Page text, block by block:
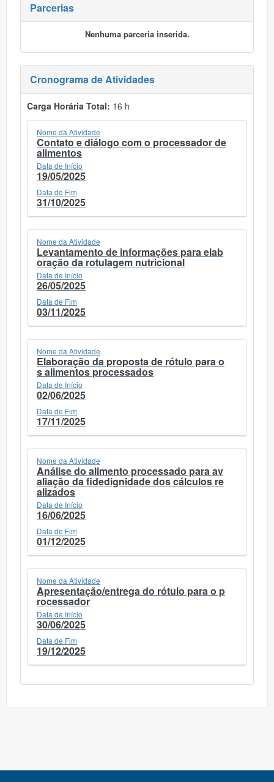
Parcerias
Nenhuma parceria inserida.
Cronograma de Atividades
Carga Horária Total: 16 h
Nome da Atividade
Contato e diálogo com o processador de
alimentos
Data de Início
19/05/2025
Data de Fim
31/10/2025
Nome da Atividade
Levantamento de informações para elab
oração da rotulagem nutricional
Data de Início
26/05/2025
Data de Fim
03/11/2025
Nome da Atividade
Elaboração da proposta de rótulo para o
s alimentos processados
Data de Início
02/06/2025
Data de Fim
17/11/2025
Nome da Atividade
Análise do alimento processado para av
aliação da fidedignidade dos cálculos re
alizados
Data de Início
16/06/2025
Data de Fim
01/12/2025
Nome da Atividade
Apresentação/entrega do rótulo para o p
rocessador
Data de Início
30/06/2025
Data de Fim
19/12/2025